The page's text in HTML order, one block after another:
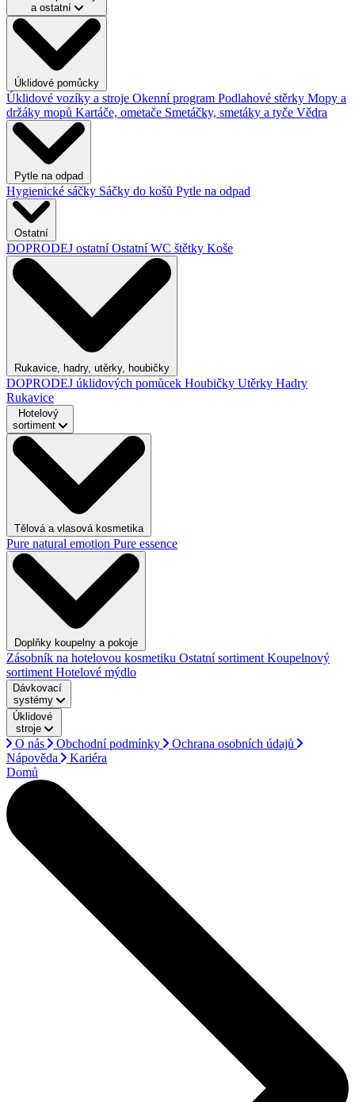
a ostatní
Úklidové pomůcky
Úklidové vozíky a stroje Okenní program Podlahové stěrky Mopy a
držáky mopů Kartáče, ometače Smetáčky, smetáky a tyče Vědra
Pytle na odpad
Hygienické sáčky Sáčky do košů Pytle na odpad
Ostatní
DOPRODEJ ostatníOstatníWC štětky Koše
Rukavice, hadry, utěrky, houbičky
DOPRODEJ úklidových pomůcek Houbičky Utěrky Hadry
Rukavice
Hotelový
sortiment
Tělová a vlasová kosmetika
Pure natural emotion Pure essence
Doplňky koupelny a pokoje
Zásobník na hotelovou kosmetiku Ostatní sortiment Koupelnový
sortiment Hotelové mýdlo
Dávkovací
systémy
Úklidové
stroje
O nás Obchodní podmínky
Ochrana osobních údajů
Nápověda
Kariéra
Domů